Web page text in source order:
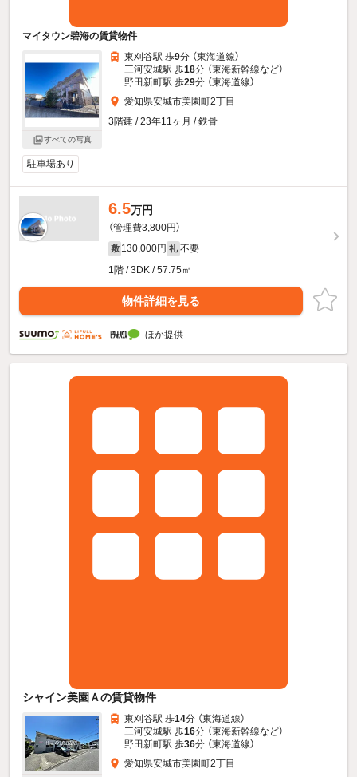
マイタウン碧海の賃貸物件
すべての写真
東刈谷駅 歩9分 （東海道線）
三河安城駅 歩18分 （東海新幹線など）
野田新町駅 歩29分 （東海道線）
愛知県安城市美園町2丁目
3階建 / 23年11ヶ月 / 鉄骨
駐車場あり
6.5万円
（管理費3,800円）
敷 130,000円 礼 不要
1階 / 3DK / 57.75㎡
物件詳細を見る
ほか提供
シャイン美園Ａの賃貸物件
東刈谷駅 歩14分 （東海道線）
三河安城駅 歩16分 （東海新幹線など）
野田新町駅 歩36分 （東海道線）
愛知県安城市美園町2丁目